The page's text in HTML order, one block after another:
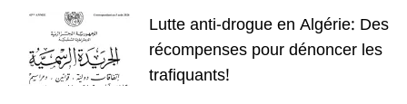
Lutte anti-drogue en Algérie: Des
récompenses pour dénoncer les
trafiquants!